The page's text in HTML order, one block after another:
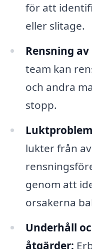
för att
eller slitage.
Rensning
team kan
och andra
stopp.
lukter från
genom att
orsakerna
Underhåll
åtgärder: